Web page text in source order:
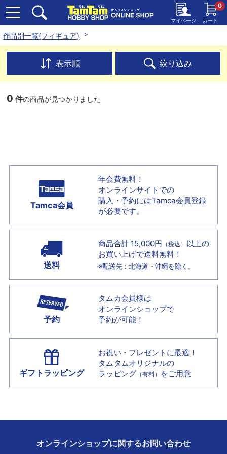
マイページ カート
0
作品別一覧(フィギュア)
表示順 絞り込み
0 件の商品が見つかりました
Tamca会員
年会費無料！
オンラインサイトでの
購入・予約にはTamca会員登録
が必要です。
送料
商品合計 15,000円 （税込） 以上の
お買い上げで送料無料！
※配送先：北海道・沖縄を除く。
予約
タムカ会員様は
オンラインショップで
予約が可能！
ギフトラッピング
お祝い・プレゼントに最適！
タムタムオリジナルの
ラッピング （有料） をご用意
オンラインショップに関するお問い合わせ